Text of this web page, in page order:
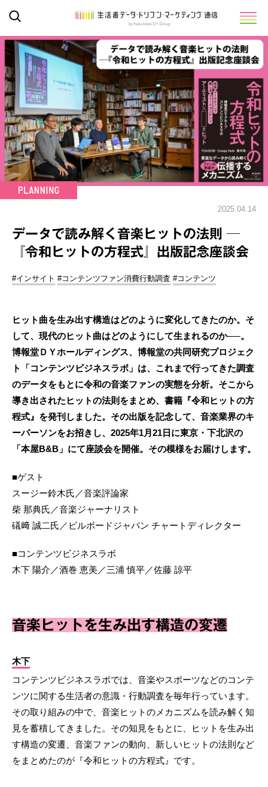
2025.04.14
データで読み解く音楽ヒットの法則 ─
『令和ヒットの方程式』出版記念座談会
#インサイト #コンテンツファン消費行動調査 #コンテンツ
ヒット曲を生み出す構造はどのように変化してきたのか。そ
して、現代のヒット曲はどのようにして生まれるのか──。
博報堂ＤＹホールディングス、博報堂の共同研究プロジェク
ト「コンテンツビジネスラボ」は、これまで行ってきた調査
のデータをもとに令和の音楽ファンの実態を分析。そこから
導き出されたヒットの法則をまとめ、書籍『令和ヒットの方
程式』を発刊しました。その出版を記念して、音楽業界のキ
ーパーソンをお招きし、2025年1月21日に東京・下北沢の
「本屋B&B」にて座談会を開催。その模様をお届けします。
■ゲスト
スージー鈴木氏／音楽評論家
柴 那典氏／音楽ジャーナリスト
礒﨑 誠二氏／ビルボードジャパン チャートディレクター
■コンテンツビジネスラボ
木下 陽介／酒巻 恵美／三浦 慎平／佐藤 諒平
音楽ヒットを生み出す構造の変遷
木下
コンテンツビジネスラボでは、音楽やスポーツなどのコンテ
ンツに関する生活者の意識・行動調査を毎年行っています。
その取り組みの中で、音楽ヒットのメカニズムを読み解く知
見を蓄積してきました。その知見をもとに、ヒットを生み出
す構造の変遷、音楽ファンの動向、新しいヒットの法則など
をまとめたのが『令和ヒットの方程式』です。